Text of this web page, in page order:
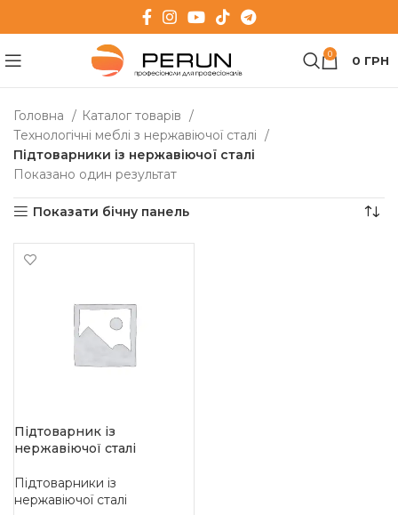
0 0 ГРН
Головна
Каталог товарів
Технологічні меблі з нержавіючої сталі
Підтоварники із нержавіючої сталі
Показано один результат
Показати бічну панель
Підтоварник із
нержавіючої сталі
Підтоварники із
нержавіючої сталі